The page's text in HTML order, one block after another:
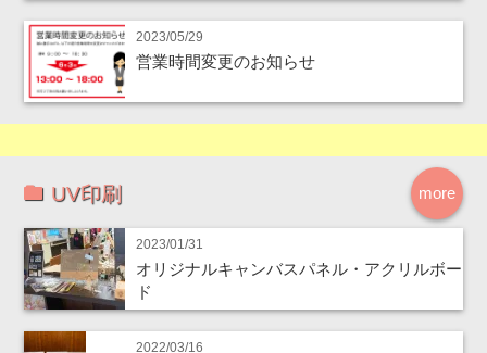
2023/05/29
営業時間変更のお知らせ
more
UV印刷
2023/01/31
オリジナルキャンバスパネル・アクリルボー
ド
2022/03/16